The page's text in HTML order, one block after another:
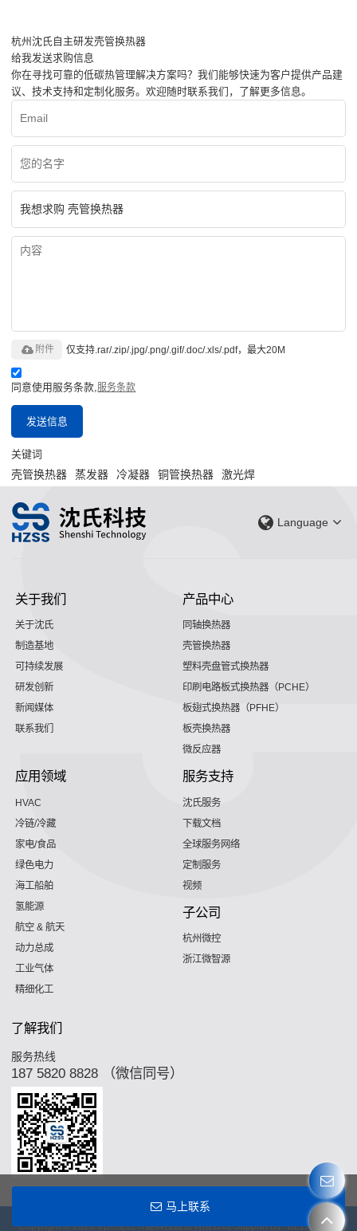
马上联系
杭州沈氏自主研发壳管换热器
给我发送求购信息
你在寻找可靠的低碳热管理解决方案吗？我们能够快速为客户提供产品建
议、技术支持和定制化服务。欢迎随时联系我们，了解更多信息。
仅支持.rar/.zip/.jpg/.png/.gif/.doc/.xls/.pdf，最大20M
附件
同意使用服务条款,服务条款
发送信息
关键词
壳管换热器 蒸发器 冷凝器 铜管换热器 激光焊
Language
关于我们
关于沈氏
制造基地
可持续发展
研发创新
新闻媒体
联系我们
产品中心
同轴换热器
壳管换热器
塑料壳盘管式换热器
印刷电路板式换热器（PCHE）
板翅式换热器（PFHE）
板壳换热器
微反应器
应用领域
HVAC
冷链/冷藏
家电/食品
绿色电力
海工船舶
氢能源
航空 & 航天
动力总成
工业气体
精细化工
服务支持
沈氏服务
下载文档
全球服务网络
定制服务
视频
子公司
杭州微控
浙江微智源
了解我们
服务热线
187 5820 8828 （微信同号）
Copyright © 2026杭州沈氏节能科技股份有限公司Support By BEE Cloud